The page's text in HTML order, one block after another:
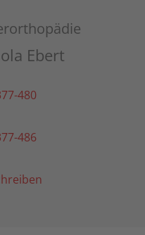
Ebert
480
486